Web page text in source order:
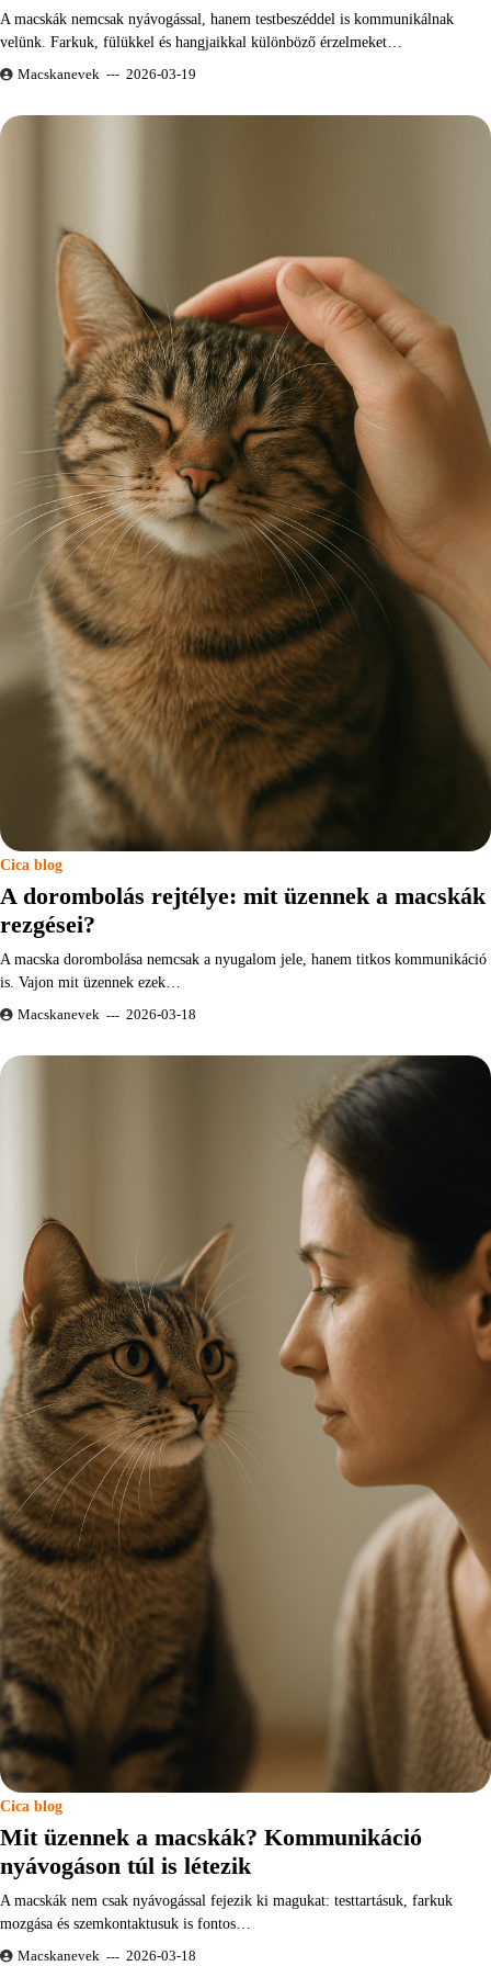
A macskák nemcsak nyávogással, hanem testbeszéddel is kommunikálnak
velünk. Farkuk, fülükkel és hangjaikkal különböző érzelmeket…
Macskanevek 2026-03-19
Cica blog
A dorombolás rejtélye: mit üzennek a macskák
rezgései?
A macska dorombolása nemcsak a nyugalom jele, hanem titkos kommunikáció
is. Vajon mit üzennek ezek…
Macskanevek 2026-03-18
Cica blog
Mit üzennek a macskák? Kommunikáció
nyávogáson túl is létezik
A macskák nem csak nyávogással fejezik ki magukat: testtartásuk, farkuk
mozgása és szemkontaktusuk is fontos…
Macskanevek 2026-03-18